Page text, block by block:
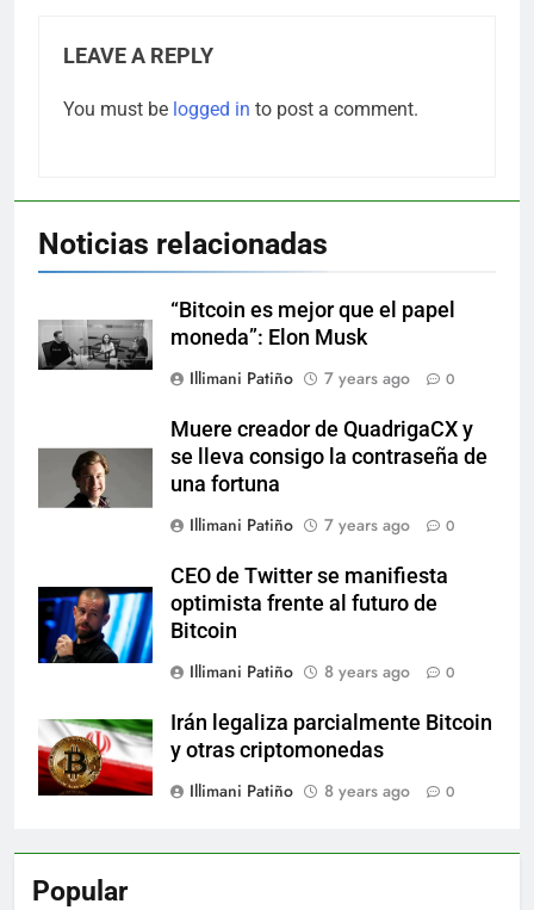
LEAVE A REPLY
You must be logged in to post a comment.
Noticias relacionadas
“Bitcoin es mejor que el papel
moneda”: Elon Musk
Illimani Patiño
7 years ago 0
Muere creador de QuadrigaCX y
se lleva consigo la contraseña de
una fortuna
Illimani Patiño
7 years ago 0
CEO de Twitter se manifiesta
optimista frente al futuro de
Bitcoin
Illimani Patiño
8 years ago 0
Irán legaliza parcialmente Bitcoin
y otras criptomonedas
Illimani Patiño
8 years ago 0
Popular